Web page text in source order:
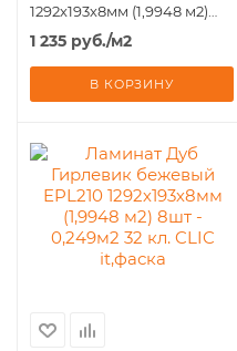
1292х193х8мм (1,9948 м2)
8шт - 0,249м2 32 кл. CLIC
it,фаска
1 235 руб./м2
В КОРЗИНУ